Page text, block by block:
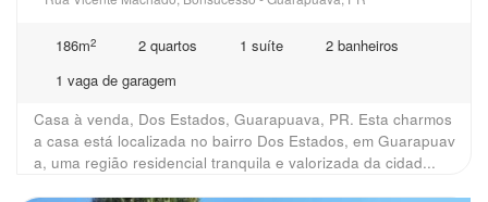
186m2 2 quartos 1 suíte
2 banheiros
1 vaga de garagem
Casa à venda, Dos Estados, Guarapuava, PR. Esta charmos
a casa está localizada no bairro Dos Estados, em Guarapuav
a, uma região residencial tranquila e valorizada da cidad...